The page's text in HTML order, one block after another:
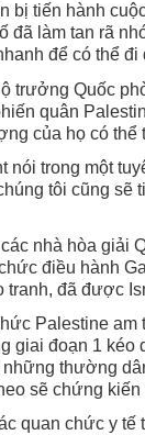
bị tiến hành
đã làm tan rã
để có thể đi
trưởng Quốc
quân
của họ có thể
nói trong một
tôi cũng sẽ
nhà hòa giải
điều hành
tranh, đã được
Palestine
giai đoạn 1 kéo
những thường
sẽ chứng
quan chức y